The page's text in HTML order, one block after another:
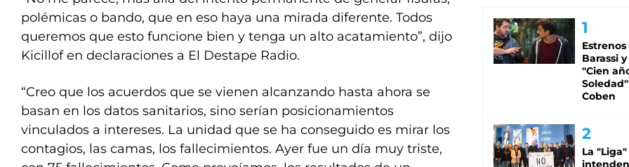
polémicas o bando, que en eso haya una mirada diferente. Todos
queremos que esto funcione bien y tenga un alto acatamiento”, dijo
Kicillof en declaraciones a El Destape Radio.
“Creo que los acuerdos que se vienen alcanzando hasta ahora se
basan en los datos sanitarios, sino serían posicionamientos
vinculados a intereses. La unidad que se ha conseguido es mirar los
contagios, las camas, los fallecimientos. Ayer fue un día muy triste,
Estrenos
Barassi
"Cien
Coben
La